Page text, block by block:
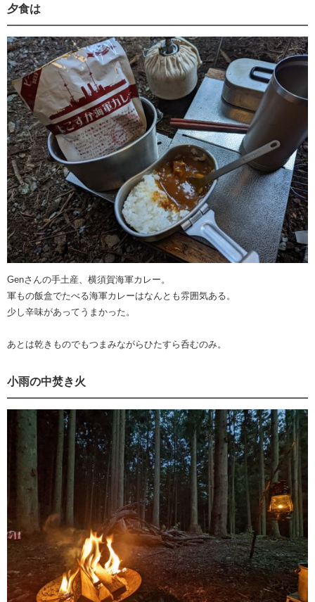
夕食は
Genさんの手土産、横須賀海軍カレー。
軍もの飯盒でたべる海軍カレーはなんとも雰囲気ある。
少し辛味があってうまかった。
あとは乾きものでもつまみながらひたすら呑むのみ。
小雨の中焚き火